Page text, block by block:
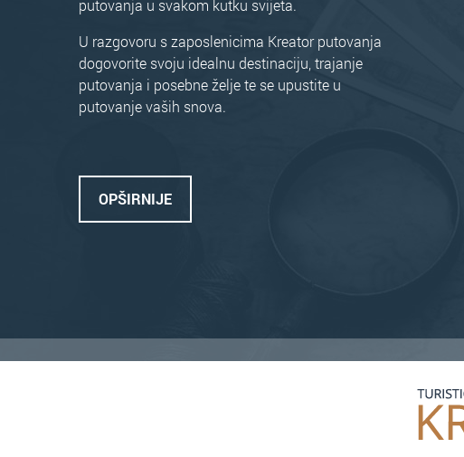
putovanja u svakom kutku svijeta.
U razgovoru s zaposlenicima Kreator putovanja
dogovorite svoju idealnu destinaciju, trajanje
putovanja i posebne želje te se upustite u
putovanje vaših snova.
OPŠIRNIJE